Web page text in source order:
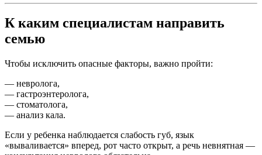
К каким специалистам направить
семью
Чтобы исключить опасные факторы, важно пройти:
— невролога,
— гастроэнтеролога,
— стоматолога,
— анализ кала.
Если у ребенка наблюдается слабость губ, язык
«вываливается» вперед, рот часто открыт, а речь невнятная —